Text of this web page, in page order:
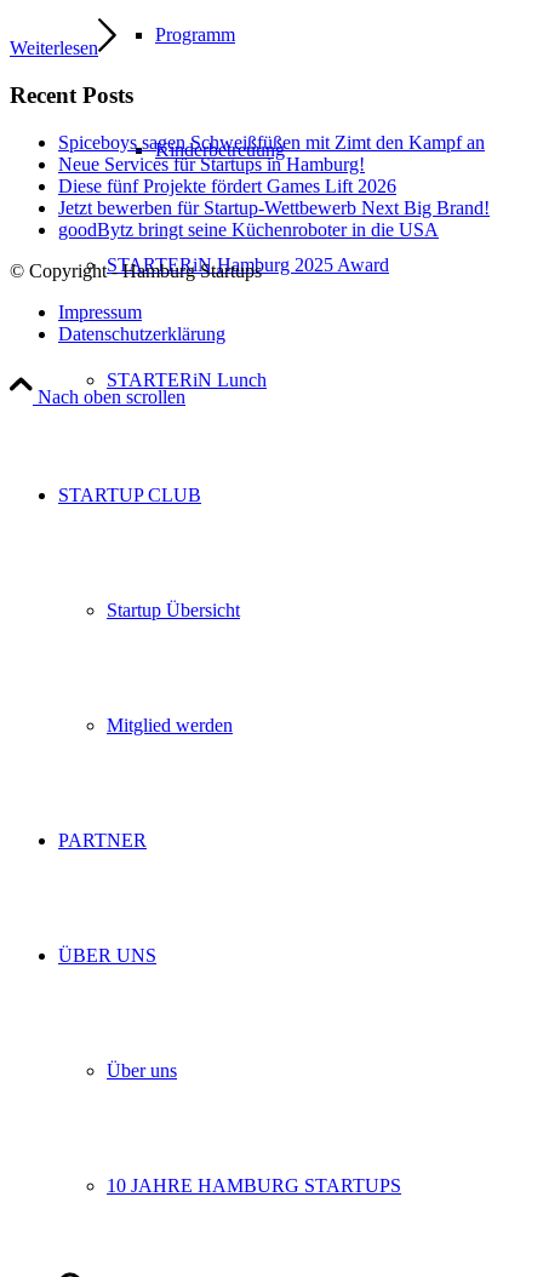
Programm
Kinderbetreuung
STARTERiN Hamburg 2025 Award
STARTERiN Lunch
STARTUP CLUB
Startup Übersicht
Mitglied werden
PARTNER
ÜBER UNS
Über uns
10 JAHRE HAMBURG STARTUPS
Weiterlesen
Recent Posts
Spiceboys sagen Schweißfüßen mit Zimt den Kampf an
Neue Services für Startups in Hamburg!
Diese fünf Projekte fördert Games Lift 2026
Jetzt bewerben für Startup-Wettbewerb Next Big Brand!
goodBytz bringt seine Küchenroboter in die USA
© Copyright - Hamburg Startups
Impressum
Datenschutzerklärung
Nach oben scrollen